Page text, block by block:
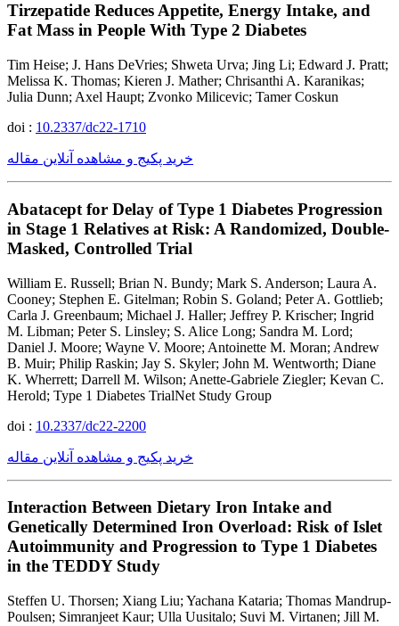
Tirzepatide Reduces Appetite, Energy Intake, and
Fat Mass in People With Type 2 Diabetes
Tim Heise; J. Hans DeVries; Shweta Urva; Jing Li; Edward J. Pratt;
Melissa K. Thomas; Kieren J. Mather; Chrisanthi A. Karanikas;
Julia Dunn; Axel Haupt; Zvonko Milicevic; Tamer Coskun
doi : 10.2337/dc22-1710
خرید پکیج و مشاهده آنلاین مقاله
Abatacept for Delay of Type 1 Diabetes Progression
in Stage 1 Relatives at Risk: A Randomized, Double-
Masked, Controlled Trial
William E. Russell; Brian N. Bundy; Mark S. Anderson; Laura A.
Cooney; Stephen E. Gitelman; Robin S. Goland; Peter A. Gottlieb;
Carla J. Greenbaum; Michael J. Haller; Jeffrey P. Krischer; Ingrid
M. Libman; Peter S. Linsley; S. Alice Long; Sandra M. Lord;
Daniel J. Moore; Wayne V. Moore; Antoinette M. Moran; Andrew
B. Muir; Philip Raskin; Jay S. Skyler; John M. Wentworth; Diane
K. Wherrett; Darrell M. Wilson; Anette-Gabriele Ziegler; Kevan C.
Herold; Type 1 Diabetes TrialNet Study Group
doi : 10.2337/dc22-2200
خرید پکیج و مشاهده آنلاین مقاله
Interaction Between Dietary Iron Intake and
Genetically Determined Iron Overload: Risk of Islet
Autoimmunity and Progression to Type 1 Diabetes
in the TEDDY Study
Steffen U. Thorsen; Xiang Liu; Yachana Kataria; Thomas Mandrup-
Poulsen; Simranjeet Kaur; Ulla Uusitalo; Suvi M. Virtanen; Jill M.